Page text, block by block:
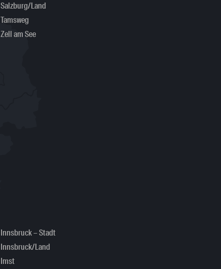
Salzburg/Land
Tamsweg
Zell am See
Innsbruck – Stadt
Innsbruck/Land
Imst